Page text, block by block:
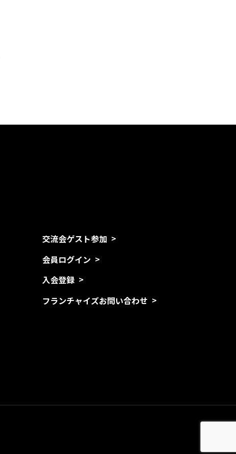
交流会ゲスト参加
会員ログイン
入会登録
フランチャイズお問い合わせ